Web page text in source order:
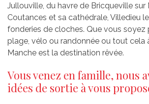
Jullouville, du havre de Bricqueville sur
Coutances et sa cathédrale, Villedieu
fonderies de cloches. Que vous soyez
plage, vélo ou randonnée ou tout cela
Manche est la destination rêvée.
Vous venez en famille, nous
idées de sortie à vous